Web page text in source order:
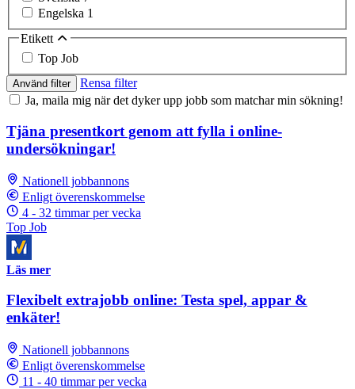
Engelska 1
Etikett
Top Job
Använd filter
Rensa filter
Ja, maila mig när det dyker upp jobb som matchar min sökning!
Tjäna presentkort genom att fylla i online-
undersökningar!
Nationell jobbannons
Enligt överenskommelse
4 - 32 timmar per vecka
Top Job
Läs mer
Flexibelt extrajobb online: Testa spel, appar &
enkäter!
Nationell jobbannons
Enligt överenskommelse
11 - 40 timmar per vecka